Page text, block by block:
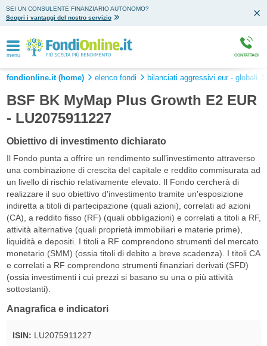
SEI UN CONSULENTE FINANZIARIO AUTONOMO?
Scopri i vantaggi del nostro servizio
menu CONTATTACI
fondionline.it (home) elenco fondi bilanciati aggressivi eur - globali
BSF BK MyMap Plus Growth E2 EUR
- LU2075911227
Obiettivo di investimento dichiarato
Il Fondo punta a offrire un rendimento sull’investimento attraverso
una combinazione di crescita del capitale e reddito commisurata ad
un livello di rischio relativamente elevato. Il Fondo cercherà di
realizzare il suo obiettivo d'investimento tramite un'esposizione
indiretta a titoli di partecipazione (quali azioni), correlati ad azioni
(CA), a reddito fisso (RF) (quali obbligazioni) e correlati a titoli a RF,
attività alternative (quali proprietà immobiliari e materie prime),
liquidità e depositi. I titoli a RF comprendono strumenti del mercato
monetario (SMM) (ossia titoli di debito a breve scadenza). I titoli CA
e correlati a RF comprendono strumenti finanziari derivati (SFD)
(ossia investimenti i cui prezzi si basano su una o più attività
sottostanti).
Anagrafica e indicatori
ISIN: LU2075911227